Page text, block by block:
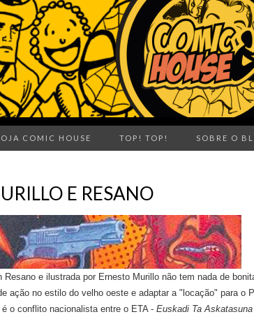
COMIC HOUSE TOP! TOP! SOBRE O
E RESANO
Resano e ilustrada por Ernesto Murillo não tem nada de
ação no estilo do velho oeste e adaptar a "locação" para o
o conflito nacionalista entre o ETA - Euskadi Ta Askatasuna